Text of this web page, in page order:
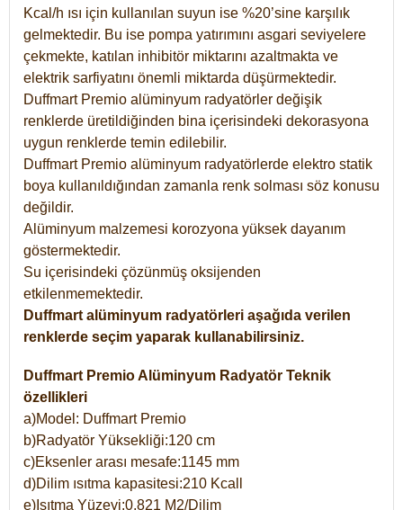
Kcal/h ısı için kullanılan suyun ise %20’sine karşılık
gelmektedir. Bu ise pompa yatırımını asgari seviyelere
çekmekte, katılan inhibitör miktarını azaltmakta ve
elektrik sarfiyatını önemli miktarda düşürmektedir.
Duffmart Premio alüminyum radyatörler değişik
renklerde üretildiğinden bina içerisindeki dekorasyona
uygun renklerde temin edilebilir.
Duffmart Premio alüminyum radyatörlerde elektro statik
boya kullanıldığından zamanla renk solması söz konusu
değildir.
Alüminyum malzemesi korozyona yüksek dayanım
göstermektedir.
Su içerisindeki çözünmüş oksijenden
etkilenmemektedir.
Duffmart alüminyum radyatörleri aşağıda verilen
renklerde seçim yaparak kullanabilirsiniz.
Duffmart Premio Alüminyum Radyatör Teknik
özellikleri
a)Model: Duffmart Premio
b)Radyatör Yüksekliği:120 cm
c)Eksenler arası mesafe:1145 mm
d)Dilim ısıtma kapasitesi:210 Kcall
e)Isıtma Yüzeyi:0,821 M2/Dilim